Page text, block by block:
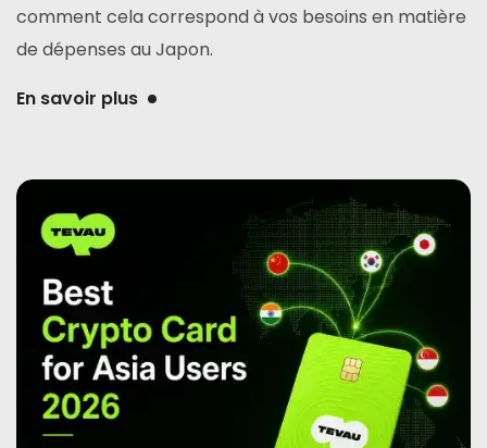
comment cela correspond à vos besoins en matière
de dépenses au Japon.
En savoir plus